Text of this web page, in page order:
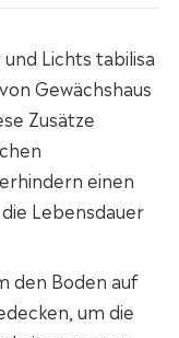
Lichts tabilisa
Gewächshaus
Zusätze
einen
Lebensdauer
den Boden auf
um die